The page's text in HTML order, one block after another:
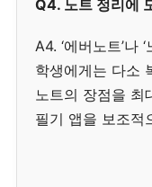
Q4. 노트 정리에
A4. ‘에버노트’나
학생에게는 다소
노트의 장점을 최
필기 앱을 보조적